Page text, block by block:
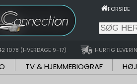
FORSIDE
1078 (HVERDAGE 9-17) HURTIG
TV & HJEMMEBIOGRAF